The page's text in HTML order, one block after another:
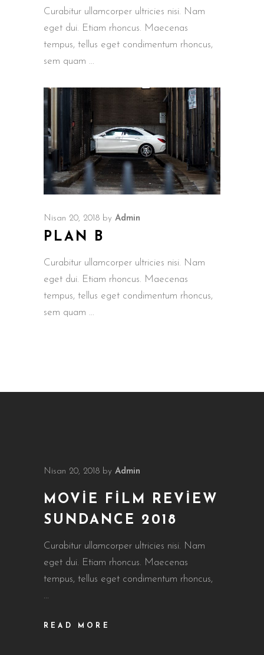
Curabitur ullamcorper ultricies nisi. Nam
eget dui. Etiam rhoncus. Maecenas
tempus, tellus eget condimentum rhoncus,
sem quam
Nisan 20, 2018 by Admin
PLAN B
Curabitur ullamcorper ultricies nisi. Nam
eget dui. Etiam rhoncus. Maecenas
tempus, tellus eget condimentum rhoncus,
sem quam
Nisan 20, 2018 by Admin
MOVIE FILM REVIEW
SUNDANCE 2018
Curabitur ullamcorper ultricies nisi. Nam
eget dui. Etiam rhoncus. Maecenas
tempus, tellus eget condimentum rhoncus,
READ MORE